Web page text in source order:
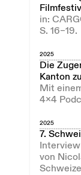
in:
S. 16–19.
2025
Die
Kanton
Mit
4x4
2025
7.
von